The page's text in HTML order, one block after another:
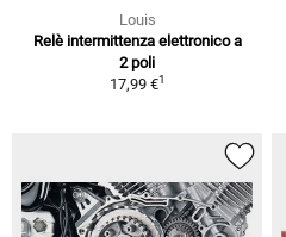
Louis
Relè intermittenza elettronico a
2 poli
17,99 €1